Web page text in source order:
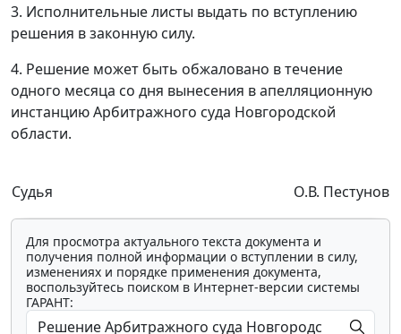
3. Исполнительные листы выдать по вступлению
решения в законную силу.
4. Решение может быть обжаловано в течение
одного месяца со дня вынесения в апелляционную
инстанцию Арбитражного суда Новгородской
области.
Судья О.В. Пестунов
Для просмотра актуального текста документа и
получения полной информации о вступлении в силу,
изменениях и порядке применения документа,
воспользуйтесь поиском в Интернет-версии системы
ГАРАНТ: